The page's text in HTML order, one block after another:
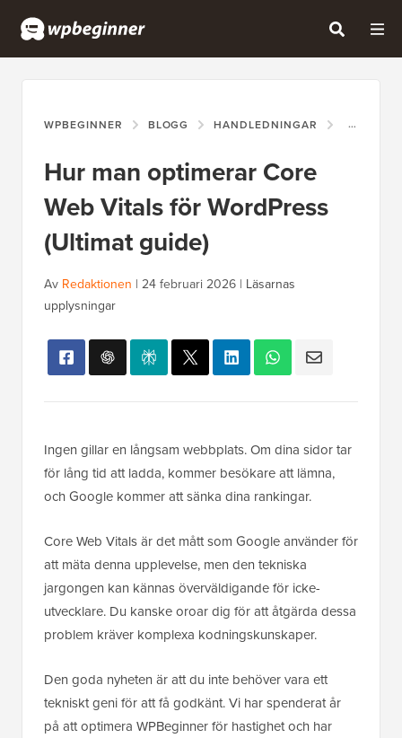
WPBEGINNER BLOGG HANDLEDNINGAR HUR
Hur man optimerar Core
Web Vitals för WordPress
(Ultimat guide)
Av Redaktionen | 24 februari 2026 | Läsarnas
upplysningar
Ingen gillar en långsam webbplats. Om dina sidor tar
för lång tid att ladda, kommer besökare att lämna,
och Google kommer att sänka dina rankingar.
Core Web Vitals är det mått som Google använder för
att mäta denna upplevelse, men den tekniska
jargongen kan kännas överväldigande för icke-
utvecklare. Du kanske oroar dig för att åtgärda dessa
problem kräver komplexa kodningskunskaper.
Den goda nyheten är att du inte behöver vara ett
tekniskt geni för att få godkänt. Vi har spenderat år
på att optimera WPBeginner för hastighet och har